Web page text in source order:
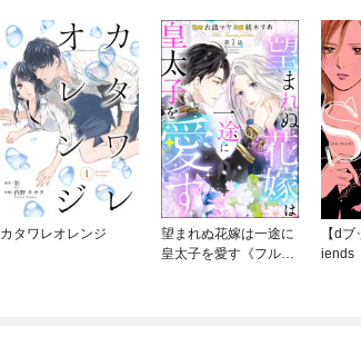
カタワレオレンジ
望まれぬ花嫁は一途に
皇太子を愛す《フルカ
【d
iends